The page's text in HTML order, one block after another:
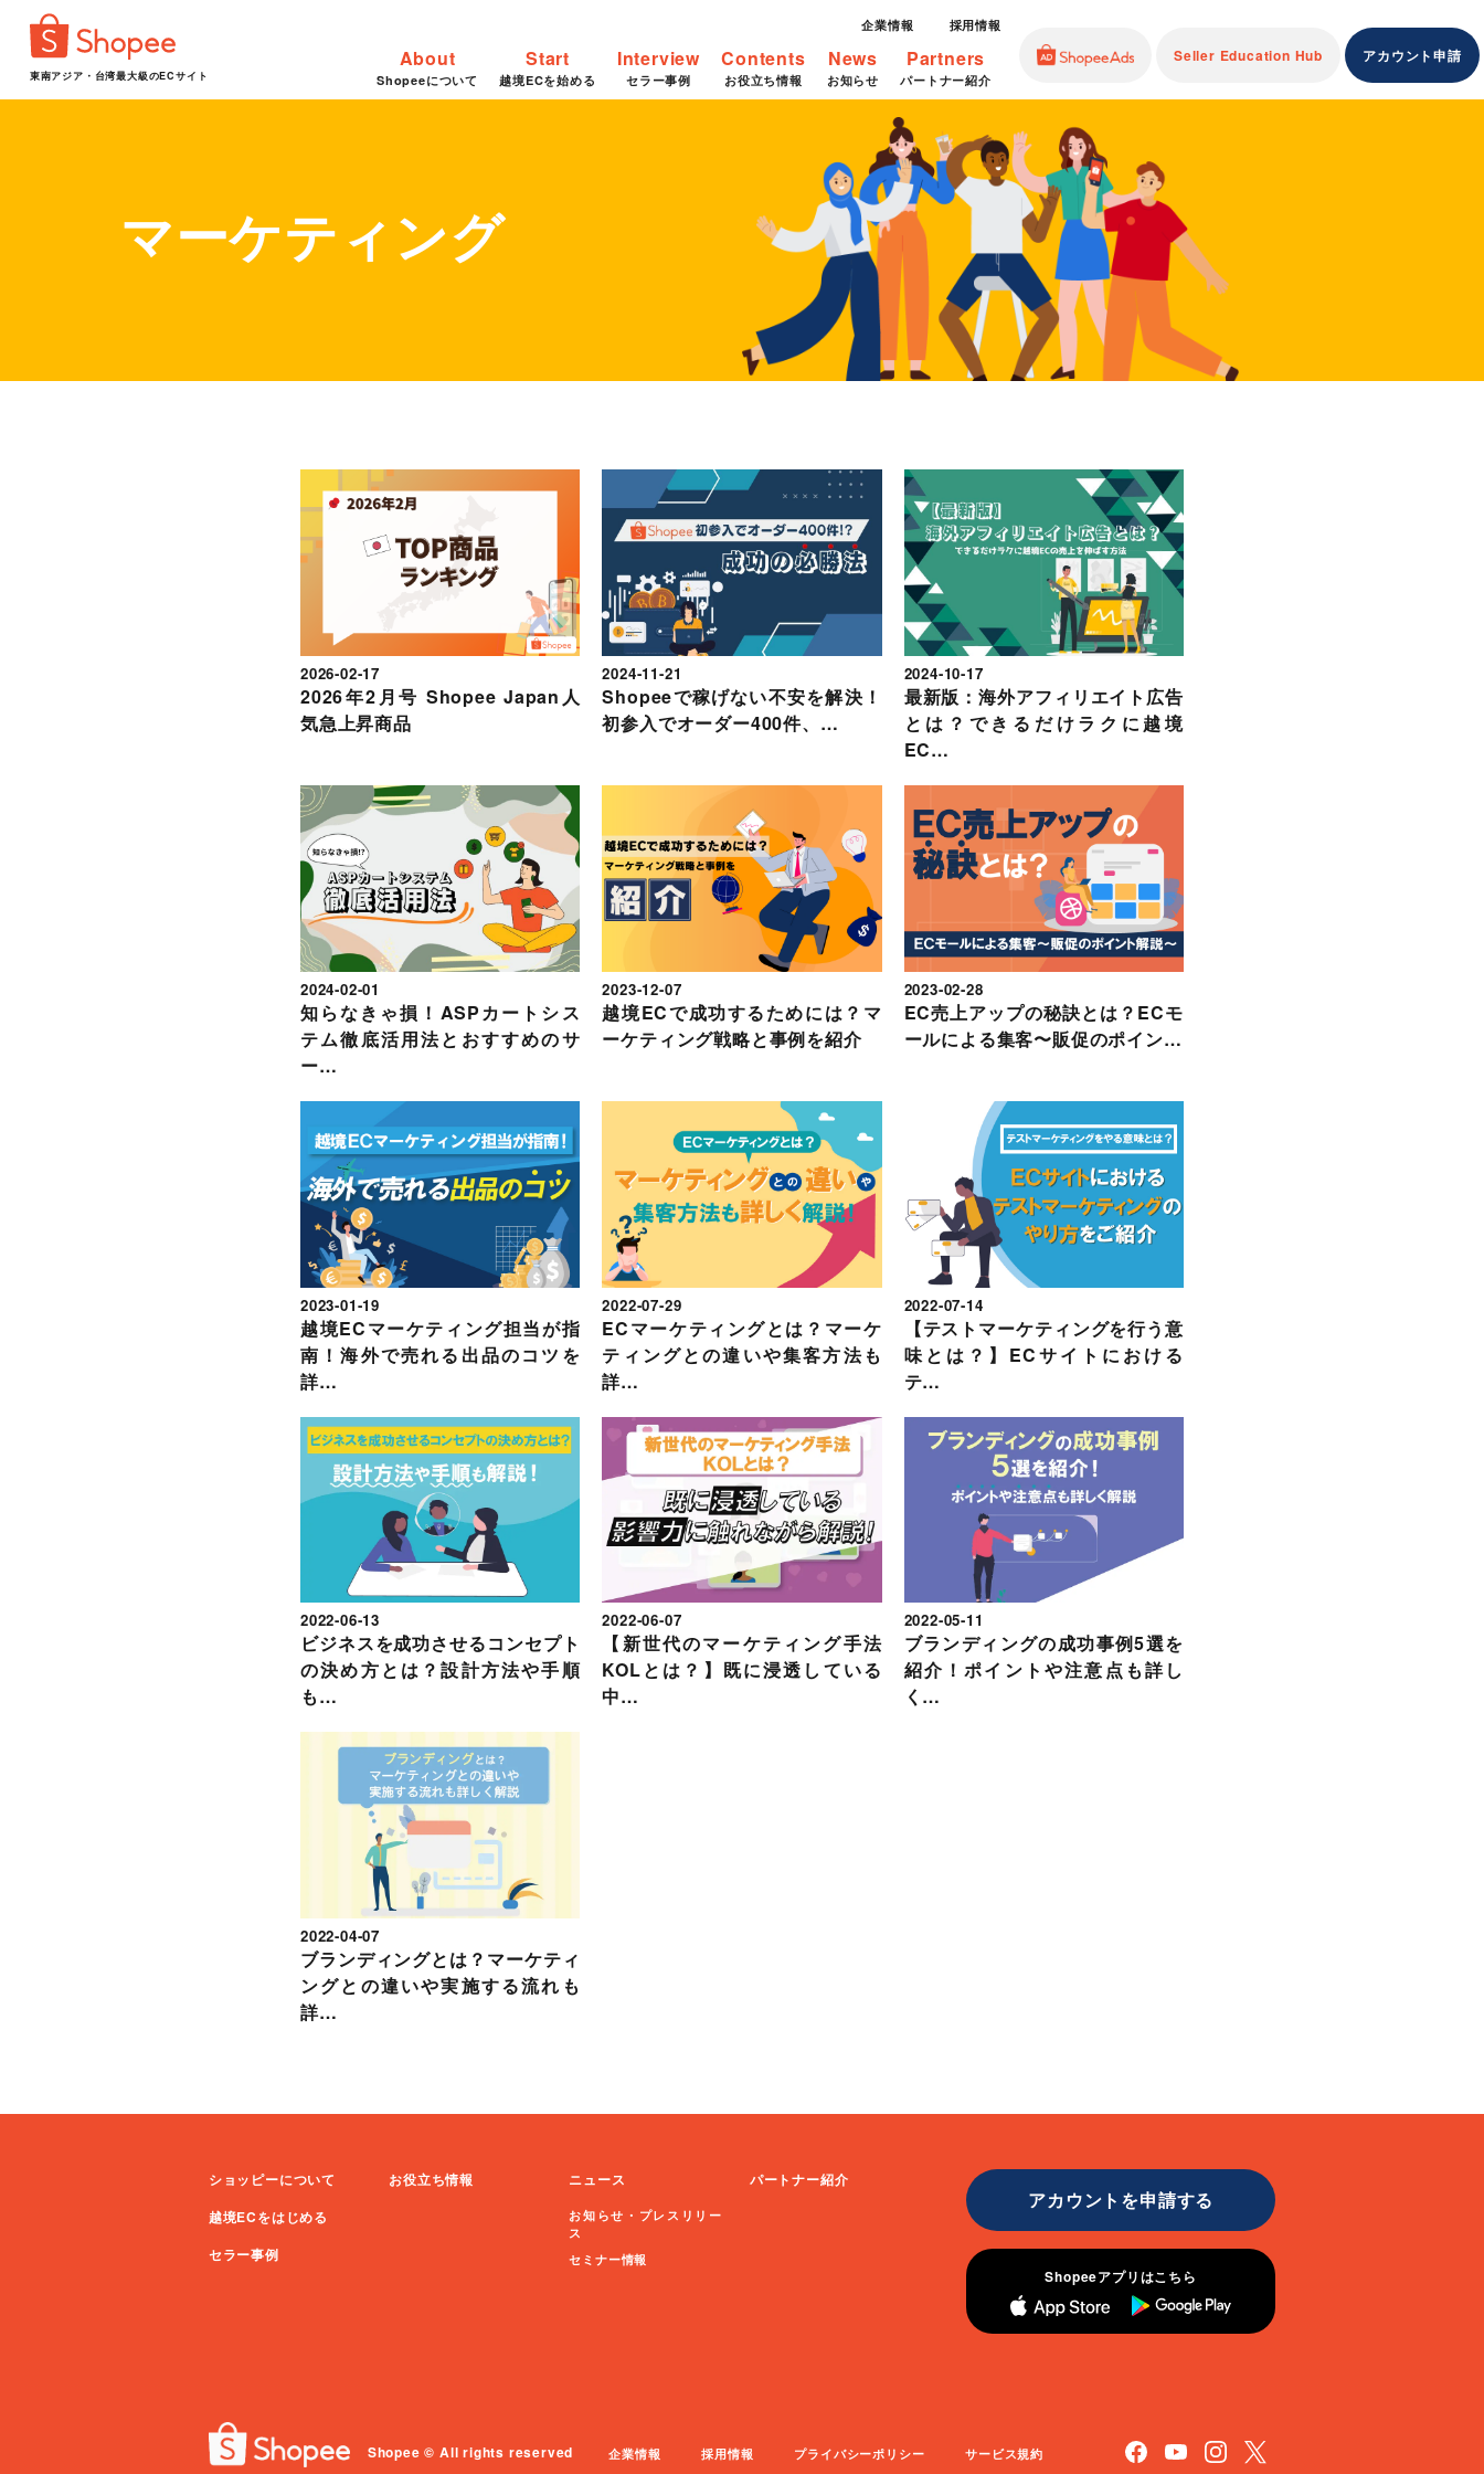
東南アジア・台湾最大級のECサイト
企業情報 採用情報
About
Shopeeについて
Start
越境ECを始める
Interview
セラー事例
Contents
お役立ち情報
News
お知らせ
Partners
パートナー紹介
Seller Education Hub アカウント申請
マーケティング
2026-02-17
2026年2月号 Shopee Japan人
気急上昇商品
2024-11-21
Shopeeで稼げない不安を解決！
初参入でオーダー400件、…
2024-10-17
最新版：海外アフィリエイト広告
とは？できるだけラクに越境
EC…
2024-02-01
知らなきゃ損！ASPカートシス
テム徹底活用法とおすすめのサ
ー…
2023-12-07
越境ECで成功するためには？マ
ーケティング戦略と事例を紹介
2023-02-28
EC売上アップの秘訣とは？ECモ
ールによる集客〜販促のポイン…
2023-01-19
越境ECマーケティング担当が指
南！海外で売れる出品のコツを
詳…
2022-07-29
ECマーケティングとは？マーケ
ティングとの違いや集客方法も
詳…
2022-07-14
【テストマーケティングを行う意
味とは？】ECサイトにおける
テ…
2022-06-13
ビジネスを成功させるコンセプト
の決め方とは？設計方法や手順
も…
2022-06-07
【新世代のマーケティング手法
KOLとは？】既に浸透している
中…
2022-05-11
ブランディングの成功事例5選を
紹介！ポイントや注意点も詳し
く…
2022-04-07
ブランディングとは？マーケティ
ングとの違いや実施する流れも
詳…
ショッピーについて
越境ECをはじめる
セラー事例
お役立ち情報 ニュース
お知らせ・プレスリリー
ス
セミナー情報
パートナー紹介
アカウントを申請する
Shopeeアプリはこちら
Shopee © All rights reserved 企業情報 採用情報 プライバシーポリシー サービス規約